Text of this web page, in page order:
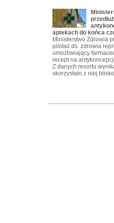
aptekach do końca
Ministerstwo Zdrowia
pilotaż ds. zdrowia
umożliwiający
recept na
Z danych resortu
skorzystało z niej